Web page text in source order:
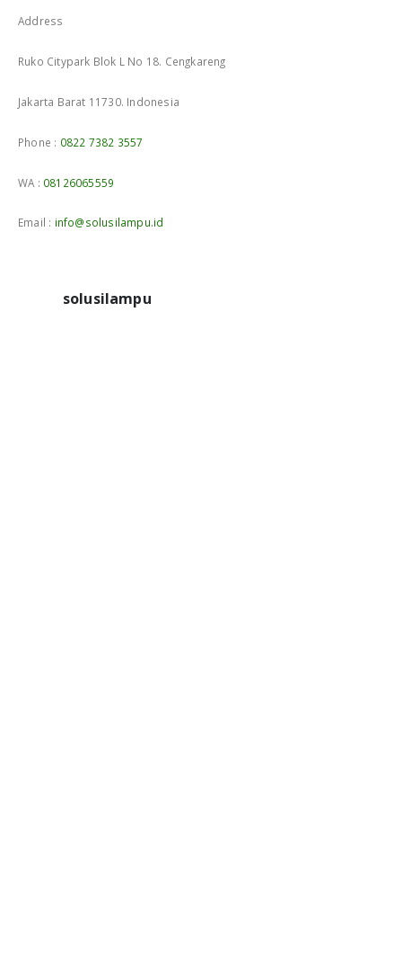
Address
Ruko Citypark Blok L No 18. Cengkareng
Jakarta Barat 11730. Indonesia
Phone : 0822 7382 3557
WA : 08126065559
Email : info@solusilampu.id
solusilampu